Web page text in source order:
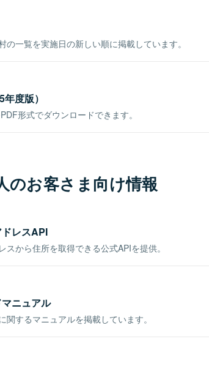
の一覧を実施日の新しい順に掲載しています。
度版）
形式でダウンロードできます。
のお客さま向け情報
レスAPI
スから住所を取得できる公式APIを提供。
ニュアル
関するマニュアルを掲載しています。